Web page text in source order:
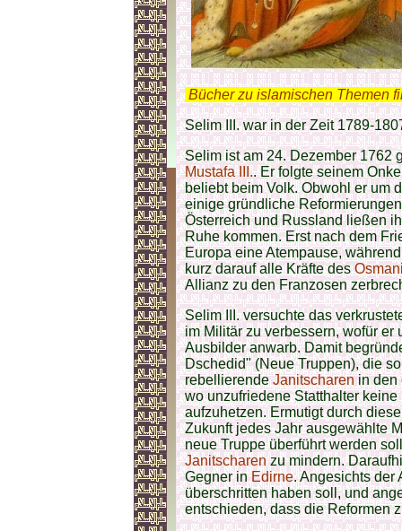
Bücher zu islamischen Themen
Selim III. war in der Zeit 1789-
Selim ist am 24. Dezember 1762
Mustafa III.. Er folgte seinem
beliebt beim Volk. Obwohl er um
einige gründliche
Österreich und Russland ließen
Ruhe kommen. Erst nach dem
Europa eine Atempause,
kurz darauf alle Kräfte des
Allianz zu den Franzosen
Selim III. versuchte das
im Militär zu verbessern, wofür
Ausbilder anwarb. Damit
Dschedid" (Neue Truppen), die
rebellierendeJanitscharenin den
wo unzufriedene Statthalter
aufzuhetzen. Ermutigt durch
Zukunft jedes Jahr ausgewählte
neue Truppe überführt werden
Janitscharenzu mindern.
Gegner inEdirne. Angesichts der
überschritten haben soll, und
entschieden, dass die Reformen